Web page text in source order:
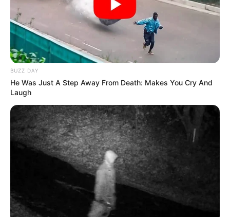
GOBERNACIÓN DE CUNDINAMARCA
CUNDINAMARCA
CAMPESINOS
CULTIVOS
MANTÉNGASE EN ALERTA
Tenemos todas las noticias que le
favor, active las notificaciones de Alerta.
ACTIVAR AHORA
TEMAS DESTACADOS
BUZZ DAY
He Was Just A Step Away From Death: Makes You Cry And
Laugh